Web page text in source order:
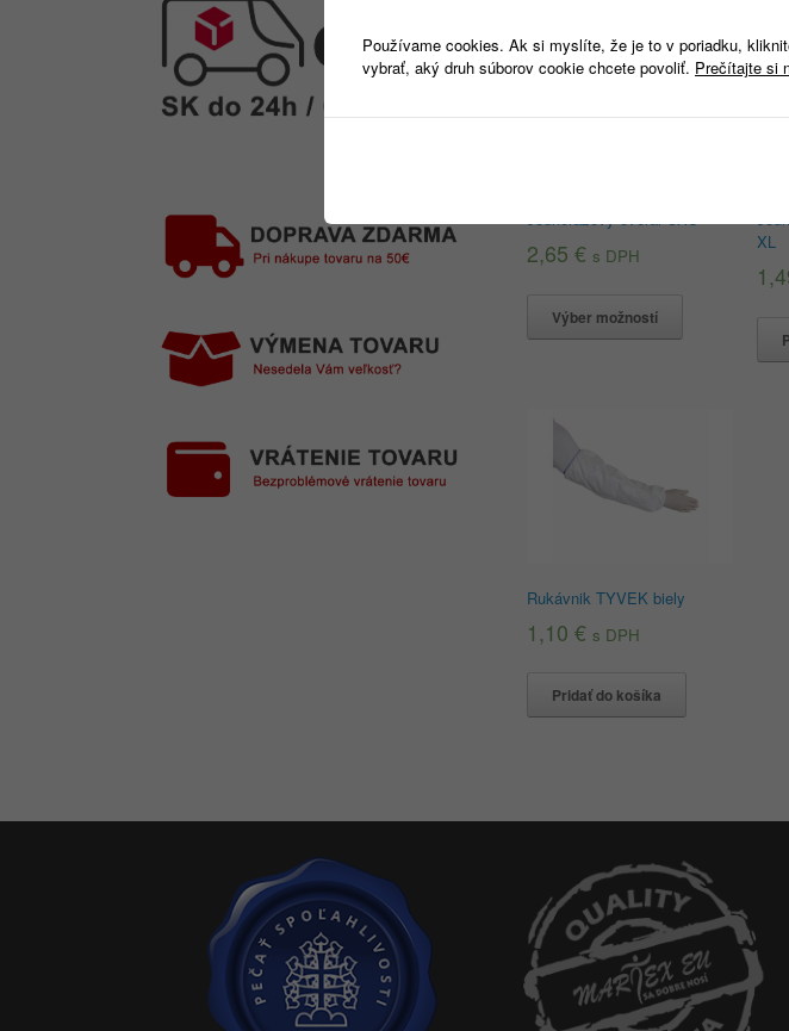
Jednorazový overal CXS
2,65€ s DPH
Výber možností
XL
Rukávnik TYVEK biely
1,10€ s DPH
Pridať do košíka
Používame cookies. Ak si myslíte, že je to v poriadku,
vybrať, aký druh súborov cookie chcete povoliť. Prečítajte si